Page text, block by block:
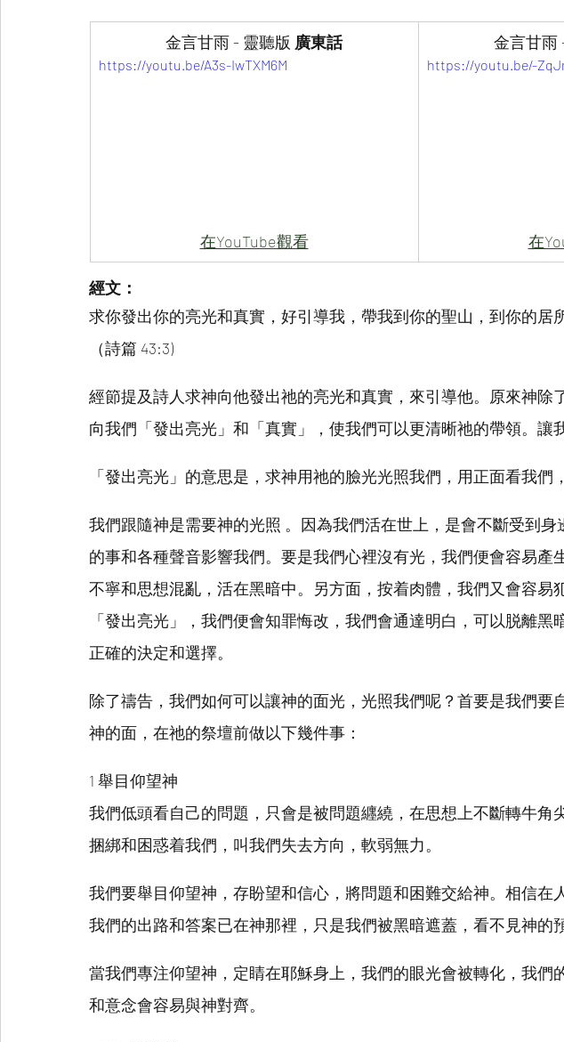
​金言甘雨 - 靈聽版 廣東話
https://youtu.be/A3s-IwTXM6M
在YouTube觀看
金言甘雨
https://youtu.be/-
在
經文：
求你發出你的亮光和真實，好引導我，帶我到你的聖山，到你的居所
（詩篇 43:3)
經節提及詩人求神向他發出祂的亮光和真實，來引導他。原來神除
向我們「發出亮光」和「真實」，使我們可以更清晰祂的帶領。讓
「發出亮光」的意思是，求神用祂的臉光光照我們，用正面看我們
我們跟隨神是需要神的光照 。因為我們活在世上，是會不斷受到身
的事和各種聲音影響我們。要是我們心裡沒有光，我們便會容易產
不寧和思想混亂，活在黑暗中。另方面，按着肉體，我們又會容易
「發出亮光」，我們便會知罪悔改，我們會通達明白，可以脱離黑
正確的決定和選擇。
除了禱告，我們如何可以讓神的面光，光照我們呢？首要是我們要
神的面，在祂的祭壇前做以下幾件事：
1 舉目仰望神
我們低頭看自己的問題，只會是被問題纒繞，在思想上不斷轉牛角
捆綁和困惑着我們，叫我們失去方向，軟弱無力。
我們要舉目仰望神，存盼望和信心，將問題和困難交給神。相信在
我們的出路和答案已在神那裡，只是我們被黑暗遮蓋，看不見神的
當我們專注仰望神，定睛在耶穌身上，我們的眼光會被轉化，我們
和意念會容易與神對齊。